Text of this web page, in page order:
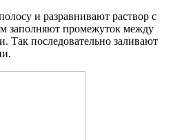
и разравнивают раствор с
заполняют промежуток между
Так последовательно заливают